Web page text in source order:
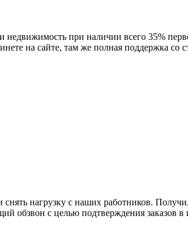
при наличии всего 35%
на сайте, там же полная поддержка
нагрузку с наших работников.
обзвон с целью подтверждения заказов в